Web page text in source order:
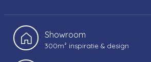
Showroom
300m² inspiratie & design